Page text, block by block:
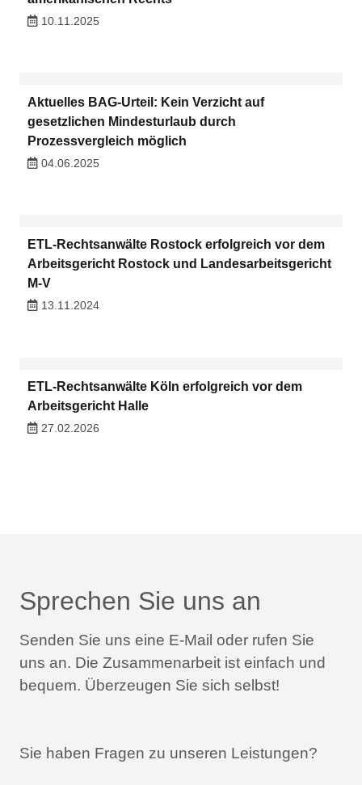
10.11.2025
Aktuelles BAG-Urteil: Kein Verzicht auf
gesetzlichen Mindesturlaub durch
Prozessvergleich möglich
04.06.2025
ETL-Rechtsanwälte Rostock erfolgreich vor dem
Arbeitsgericht Rostock und Landesarbeitsgericht
M-V
13.11.2024
ETL-Rechtsanwälte Köln erfolgreich vor dem
Arbeitsgericht Halle
27.02.2026
Sprechen Sie uns an
Senden Sie uns eine E-Mail oder rufen Sie
uns an. Die Zusammenarbeit ist einfach und
bequem. Überzeugen Sie sich selbst!
Sie haben Fragen zu unseren Leistungen?